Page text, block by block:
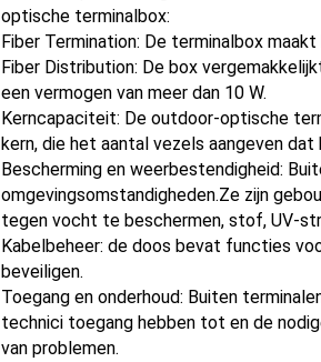
optische terminalbox:
Fiber Termination: De terminalbox
Fiber Distribution: De box
een vermogen van meer dan 10 W.
Kerncapaciteit: De outdoor-optische
kern, die het aantal vezels aangeven
Bescherming en weerbestendigheid:
omgevingsomstandigheden.Ze zijn
tegen vocht te beschermen, stof, UV-
Kabelbeheer: de doos bevat functies
beveiligen.
Toegang en onderhoud: Buiten
technici toegang hebben tot en de
van problemen.